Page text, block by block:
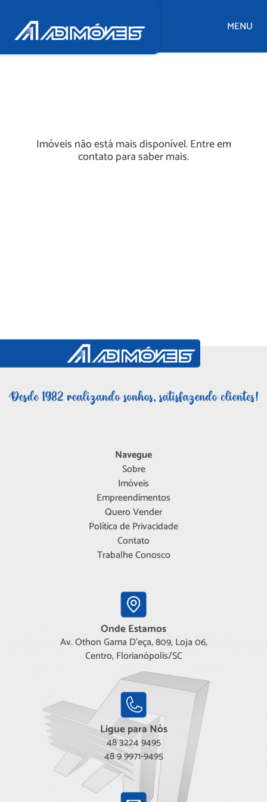
MENU
Imóveis não está mais disponível. Entre em
contato para saber mais.
Navegue
Sobre
Imóveis
Empreendimentos
Quero Vender
Política de Privacidade
Contato
Trabalhe Conosco
Onde Estamos
Av. Othon Gama D'eça, 809, Loja 06,
Centro, Florianópolis/SC
Ligue para Nós
48 3224 9495
48 9 9971-9495